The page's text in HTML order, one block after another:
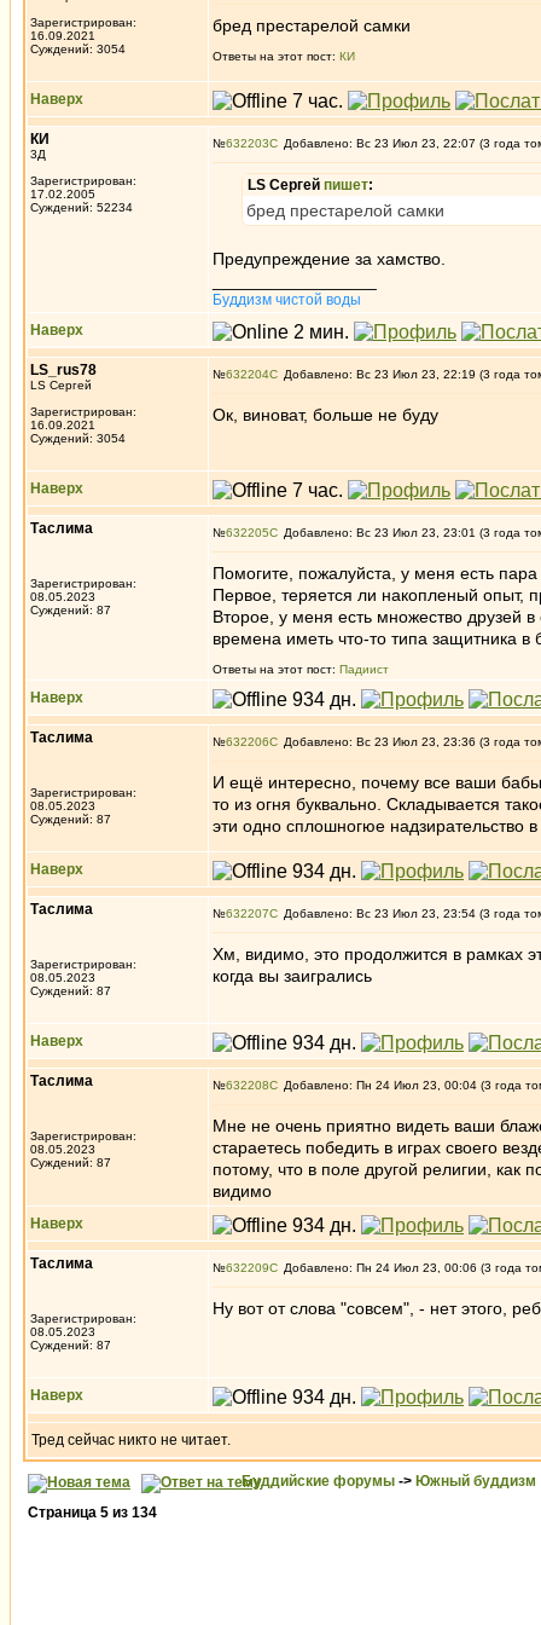
Зарегистрирован:
16.09.2021
Суждений: 3054
бред престарелой самки
Ответы на этот пост: КИ
Наверх
КИ
3Д
Зарегистрирован:
17.02.2005
Суждений: 52234
№632203 Добавлено: Вс 23 Июл 23, 22:07 (3 года
LS Сергей пишет:
бред престарелой самки
Предупреждение за хамство.
Буддизм чистой воды
Наверх
LS_rus78
LS Сергей
Зарегистрирован:
16.09.2021
Суждений: 3054
№632204 Добавлено: Вс 23 Июл 23, 22:19 (3 года
Ок, виноват, больше не буду
Наверх
Таслима
Зарегистрирован:
08.05.2023
Суждений: 87
№632205 Добавлено: Вс 23 Июл 23, 23:01 (3 года
Помогите, пожалуйста, у меня есть
Первое, теряется ли накопленый опыт,
Второе, у меня есть множество друзей
времена иметь что-то типа защитника
Ответы на этот пост: Падиист
Наверх
Таслима
Зарегистрирован:
08.05.2023
Суждений: 87
№632206 Добавлено: Вс 23 Июл 23, 23:36 (3 года
И ещё интересно, почему все ваши
то из огня буквально. Складывается
эти одно сплошногюе надзирательство в
Наверх
Таслима
Зарегистрирован:
08.05.2023
Суждений: 87
№632207 Добавлено: Вс 23 Июл 23, 23:54 (3 года
Хм, видимо, это продолжится в рамках
когда вы заигрались
Наверх
Таслима
Зарегистрирован:
08.05.2023
Суждений: 87
№632208 Добавлено: Пн 24 Июл 23, 00:04 (3 года
Мне не очень приятно видеть ваши
стараетесь победить в играх своего
потому, что в поле другой религии, как
видимо
Наверх
Таслима
Зарегистрирован:
08.05.2023
Суждений: 87
№632209 Добавлено: Пн 24 Июл 23, 00:06 (3 года
Ну вот от слова "совсем", - нет этого,
Наверх
Тред сейчас никто не читает.
Буддийские форумы -> Южный буддизм
Страница 5 из 134